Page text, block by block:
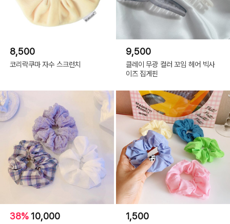
8,500
코리락쿠마 자수 스크런치
9,500
클레이 무광 컬러 꼬임 헤어 빅사
이즈 집게핀
38% 10,000 1,500